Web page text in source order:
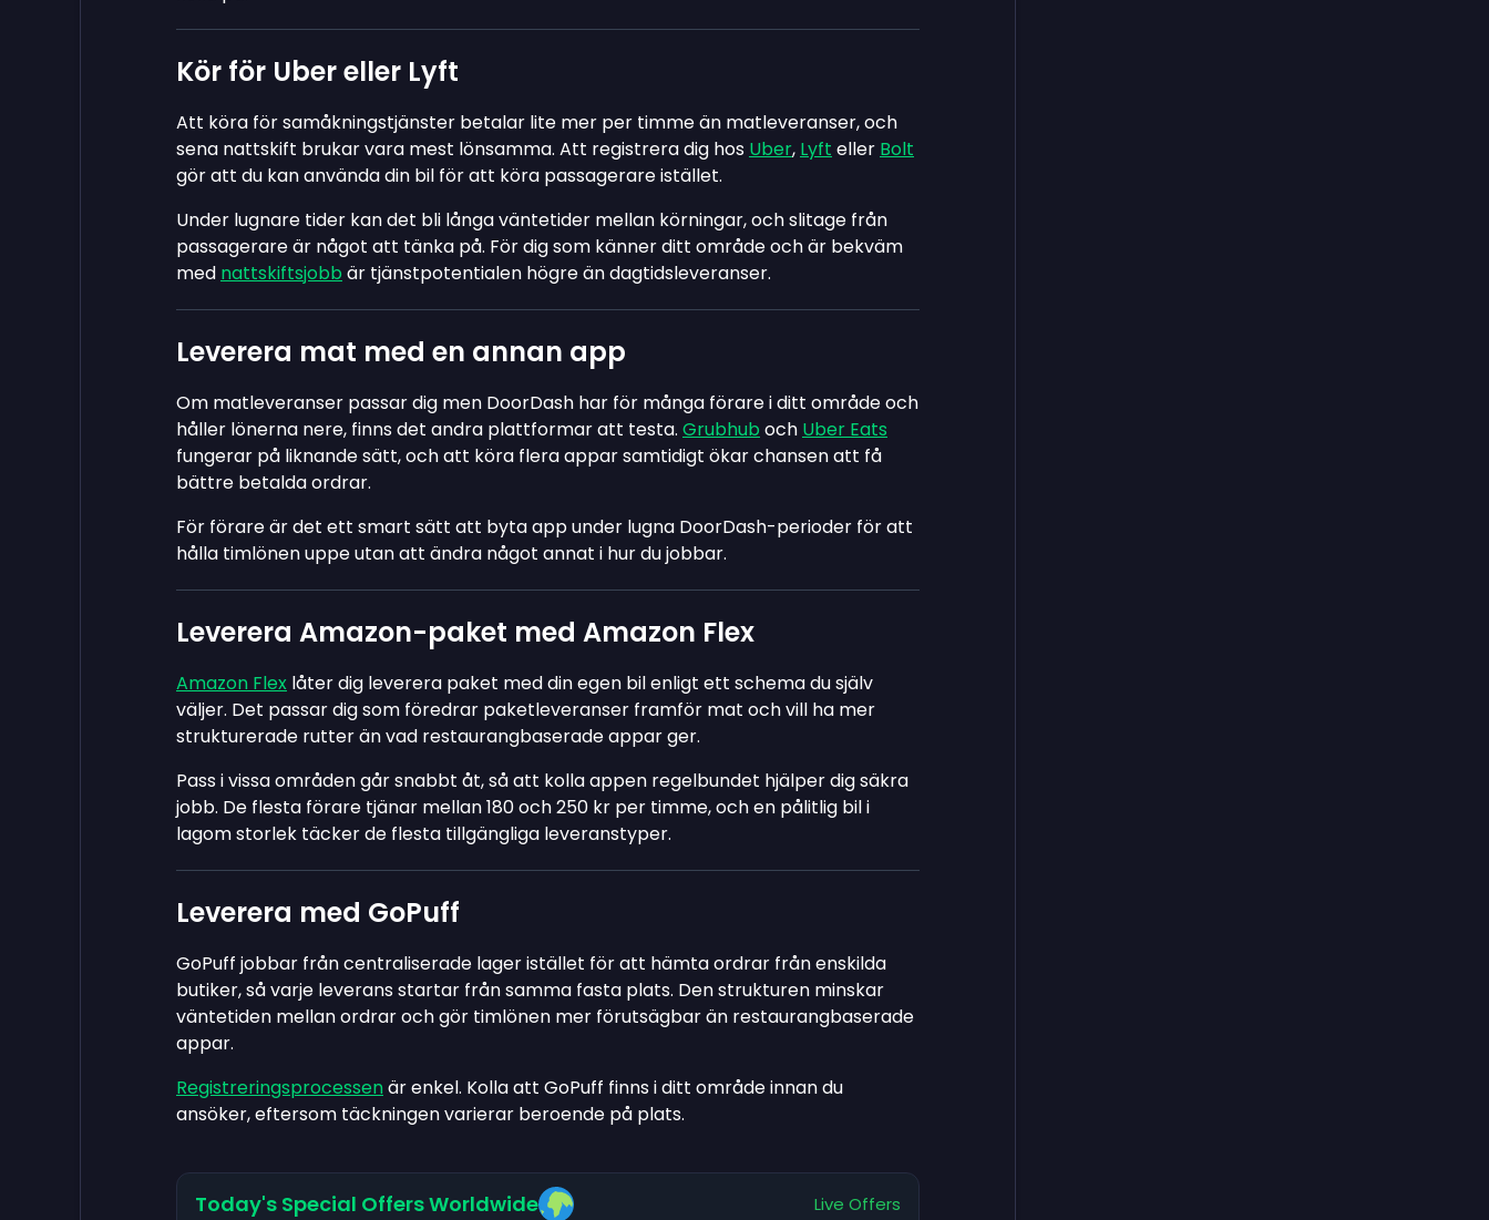
Kör för Uber eller Lyft
Att köra för samåkningstjänster betalar lite mer per timme än matleveranser, och
sena nattskift brukar vara mest lönsamma. Att registrera dig hos Uber, Lyft eller Bolt
gör att du kan använda din bil för att köra passagerare istället.
Under lugnare tider kan det bli långa väntetider mellan körningar, och slitage från
passagerare är något att tänka på. För dig som känner ditt område och är bekväm
med nattskiftsjobb är tjänstpotentialen högre än dagtidsleveranser.
Leverera mat med en annan app
Om matleveranser passar dig men DoorDash har för många förare i ditt område och
håller lönerna nere, finns det andra plattformar att testa. Grubhub och Uber Eats
fungerar på liknande sätt, och att köra flera appar samtidigt ökar chansen att få
bättre betalda ordrar.
För förare är det ett smart sätt att byta app under lugna DoorDash-perioder för att
hålla timlönen uppe utan att ändra något annat i hur du jobbar.
Leverera Amazon-paket med Amazon Flex
Amazon Flex låter dig leverera paket med din egen bil enligt ett schema du själv
väljer. Det passar dig som föredrar paketleveranser framför mat och vill ha mer
strukturerade rutter än vad restaurangbaserade appar ger.
Pass i vissa områden går snabbt åt, så att kolla appen regelbundet hjälper dig säkra
jobb. De flesta förare tjänar mellan 180 och 250 kr per timme, och en pålitlig bil i
lagom storlek täcker de flesta tillgängliga leveranstyper.
Leverera med GoPuff
GoPuff jobbar från centraliserade lager istället för att hämta ordrar från enskilda
butiker, så varje leverans startar från samma fasta plats. Den strukturen minskar
väntetiden mellan ordrar och gör timlönen mer förutsägbar än restaurangbaserade
appar.
Registreringsprocessenär enkel. Kolla att GoPuff finns i ditt område innan du
ansöker, eftersom täckningen varierar beroende på plats.
Today's Special Offers Worldwide Live Offers